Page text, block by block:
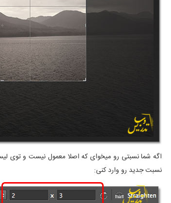
اگه شما نسبتی رو میخوای که اصلا معمول نیست و توی
نسبت جدید رو وارد کنی: